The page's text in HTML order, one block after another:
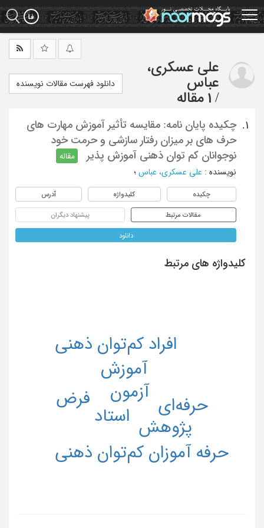
Skip
to
main
علی عسکری،
عباس
/ 1 مقاله
دانلود فهرست مقالات نویسنده
1.
چکیده پایان نامه: مقایسه تأثیر آموزش مهارت های
حرف های بر میزان رفتار سازشی و حرمت خود
نوجوانان کم توان ذهنی آموزش پذیر
مقاله
نویسنده : علی عسکری، عباس ؛
چکیده کلیدواژه آدرس
مقالات مرتبط پیشنهاد دیگران
دانلود
کلیدواژه های مرتبط
آزمون
آموزش
استاد
افراد کم‌توان ذهنی
پژوهش
حرفه آموزان کم‌توان ذهنی
حرفه‌ای فرض